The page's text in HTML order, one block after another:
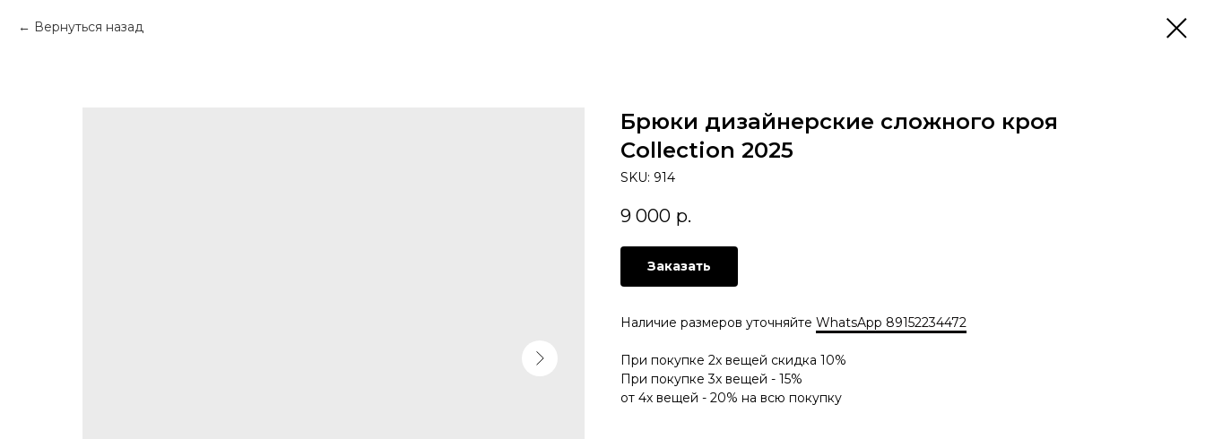
Вернуться назад
Брюки дизайнерские сложного кроя
Collection 2025
SKU: 914
9 000 р.
Заказать
Наличие размеров уточняйте WhatsApp 89152234472
При покупке 2х вещей скидка 10%
При покупке 3х вещей - 15%
от 4х вещей - 20% на всю покупку